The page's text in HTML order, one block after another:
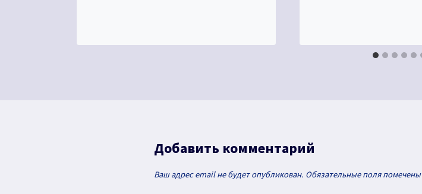
Добавить комментарий
Ваш адрес email не будет опубликован. Обязательные поля помечены